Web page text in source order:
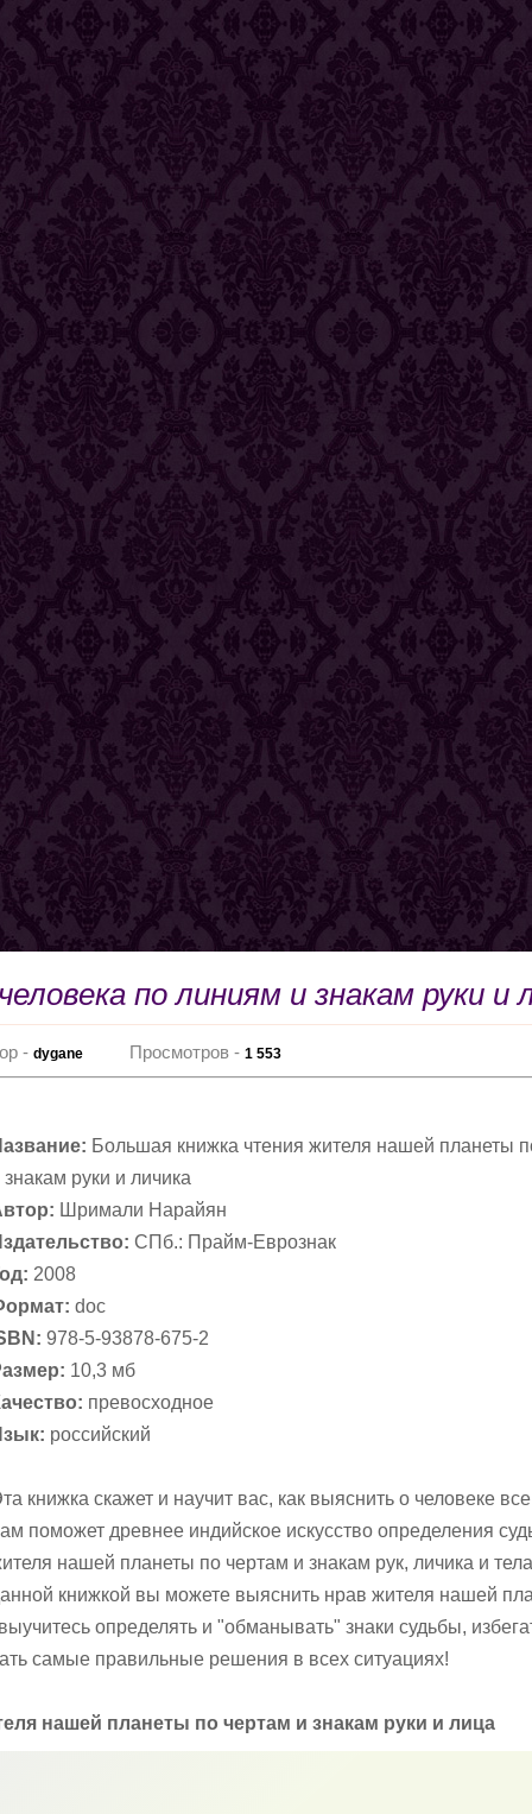
по линиям и знакам руки и
-dygane Просмотров -1 553
Большая книжка чтения жителя нашей планеты
знакам руки и личика
Шримали Нарайян
СПб.: Прайм-Еврознак
2008
doc
978-5-93878-675-2
10,3 мб
превосходное
российский
книжка скажет и научит вас, как выяснить о человеке
поможет древнее индийское искусство определения
нашей планеты по чертам и знакам рук, личика и
книжкой вы можете выяснить нрав жителя нашей
определять и "обманывать" знаки судьбы,
самые правильные решения в всех ситуациях!
нашей планеты по чертам и знакам руки и лица